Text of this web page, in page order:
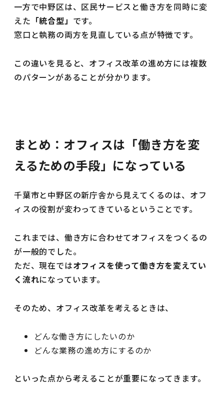
一方で中野区は、区民サービスと働き方を同時に変
えた 「統合型」 です。
窓口と執務の両方を見直している点が特徴です。
この違いを見ると、オフィス改革の進め方には複数
のパターンがあることが分かります。
まとめ：オフィスは「働き方を変
えるための手段」になっている
千葉市と中野区の新庁舎から見えてくるのは、オフ
ィスの役割が変わってきているということです。
これまでは、働き方に合わせてオフィスをつくるの
が一般的でした。
ただ、現在ではオフィスを使って働き方を変えてい
く流れになっています。
そのため、オフィス改革を考えるときは、
どんな働き方にしたいのか
どんな業務の進め方にするのか
といった点から考えることが重要になってきます。